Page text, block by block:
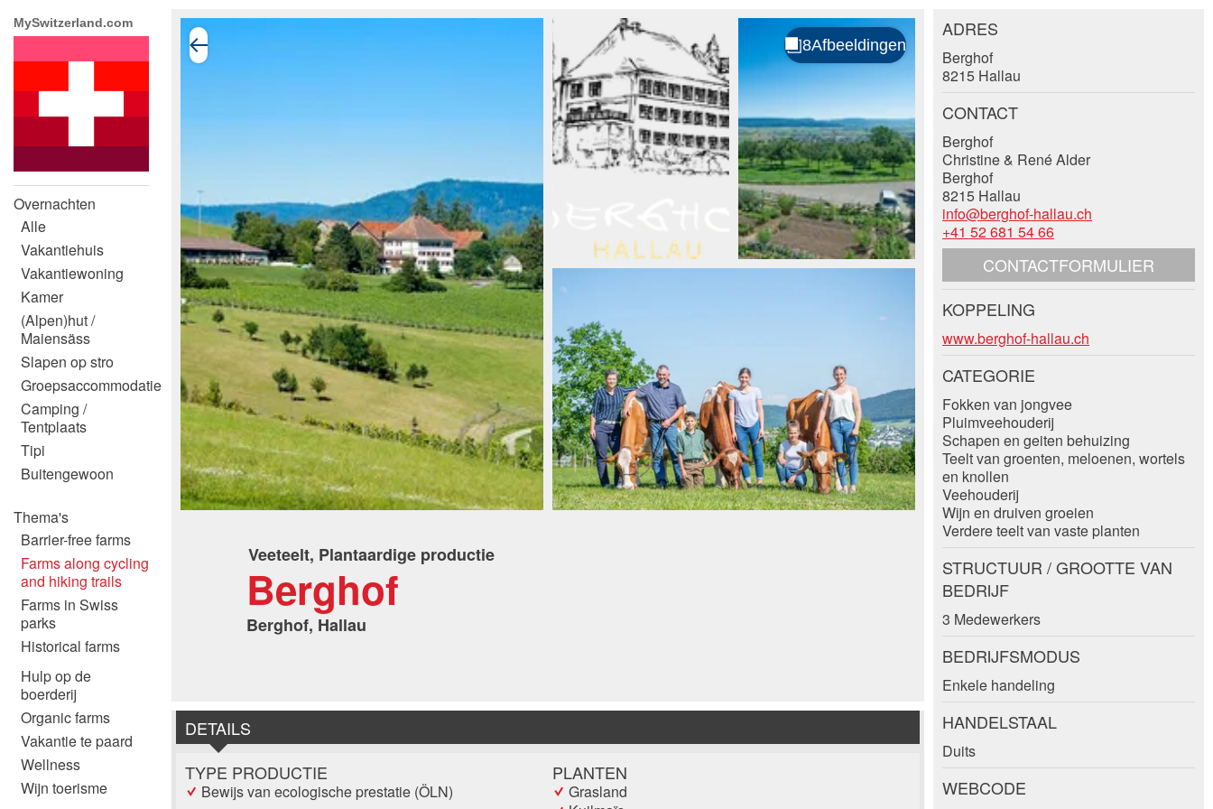
MySwitzerland.com
Overnachten
Alle
Vakantiehuis
Vakantiewoning
Kamer
(Alpen)hut /
Maiensäss
Slapen op stro
Groepsaccommodatie
Camping /
Tentplaats
Tipi
Buitengewoon
Thema's
Barrier-free farms
Farms along cycling
and hiking trails
Farms in Swiss
parks
Historical farms
Hulp op de
boerderij
Organic farms
Vakantie te paard
Wellness
Wijn toerisme
Veeteelt, Plantaardige productie
Berghof
Berghof, Hallau
DETAILS
TYPE PRODUCTIE
Bewijs van ecologische prestatie (ÖLN)
PLANTEN
Grasland
ADRES
Berghof
8215 Hallau
CONTACT
Berghof
Christine & René Alder
Berghof
8215 Hallau
info@berghof-hallau.ch
+41 52 681 54 66
CONTACTFORMULIER
KOPPELING
www.berghof-hallau.ch
CATEGORIE
Fokken van jongvee
Pluimveehouderij
Schapen en geiten behuizing
Teelt van groenten, meloenen, wortels
en knollen
Veehouderij
Wijn en druiven groeien
Verdere teelt van vaste planten
STRUCTUUR / GROOTTE VAN
BEDRIJF
3 Medewerkers
BEDRIJFSMODUS
Enkele handeling
HANDELSTAAL
Duits
WEBCODE